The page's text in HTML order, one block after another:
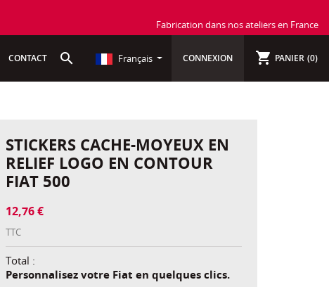
Fabrication dans nos ateliers en France
CONTACT search Français CONNEXION shopping_cart PANIER (0)
STICKERS CACHE-MOYEUX EN
RELIEF LOGO EN CONTOUR
FIAT 500
12,76 €
TTC
Total :
Personnalisez votre Fiat en quelques clics.